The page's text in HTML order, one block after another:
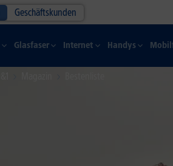
Geschäftskunden
Glasfaser Internet Handys